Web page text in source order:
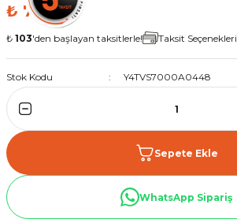
₺ 760,00
₺ 103'den başlayan taksitlerle! Taksit Seçenekleri
Stok Kodu Y4TVS7000A0448
Sepete Ekle
WhatsApp Sipariş